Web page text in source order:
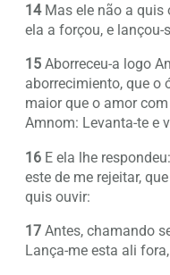
14Mas ele não a quis
ela a forçou, e lançou-
15 Aborreceu-a logo
aborrecimiento, que o
maior que o amor
Amnom: Levanta-te e
16 E ela lhe
este de me rejeitar,
quis ouvir:
17 Antes, chamando
Lança-me esta ali